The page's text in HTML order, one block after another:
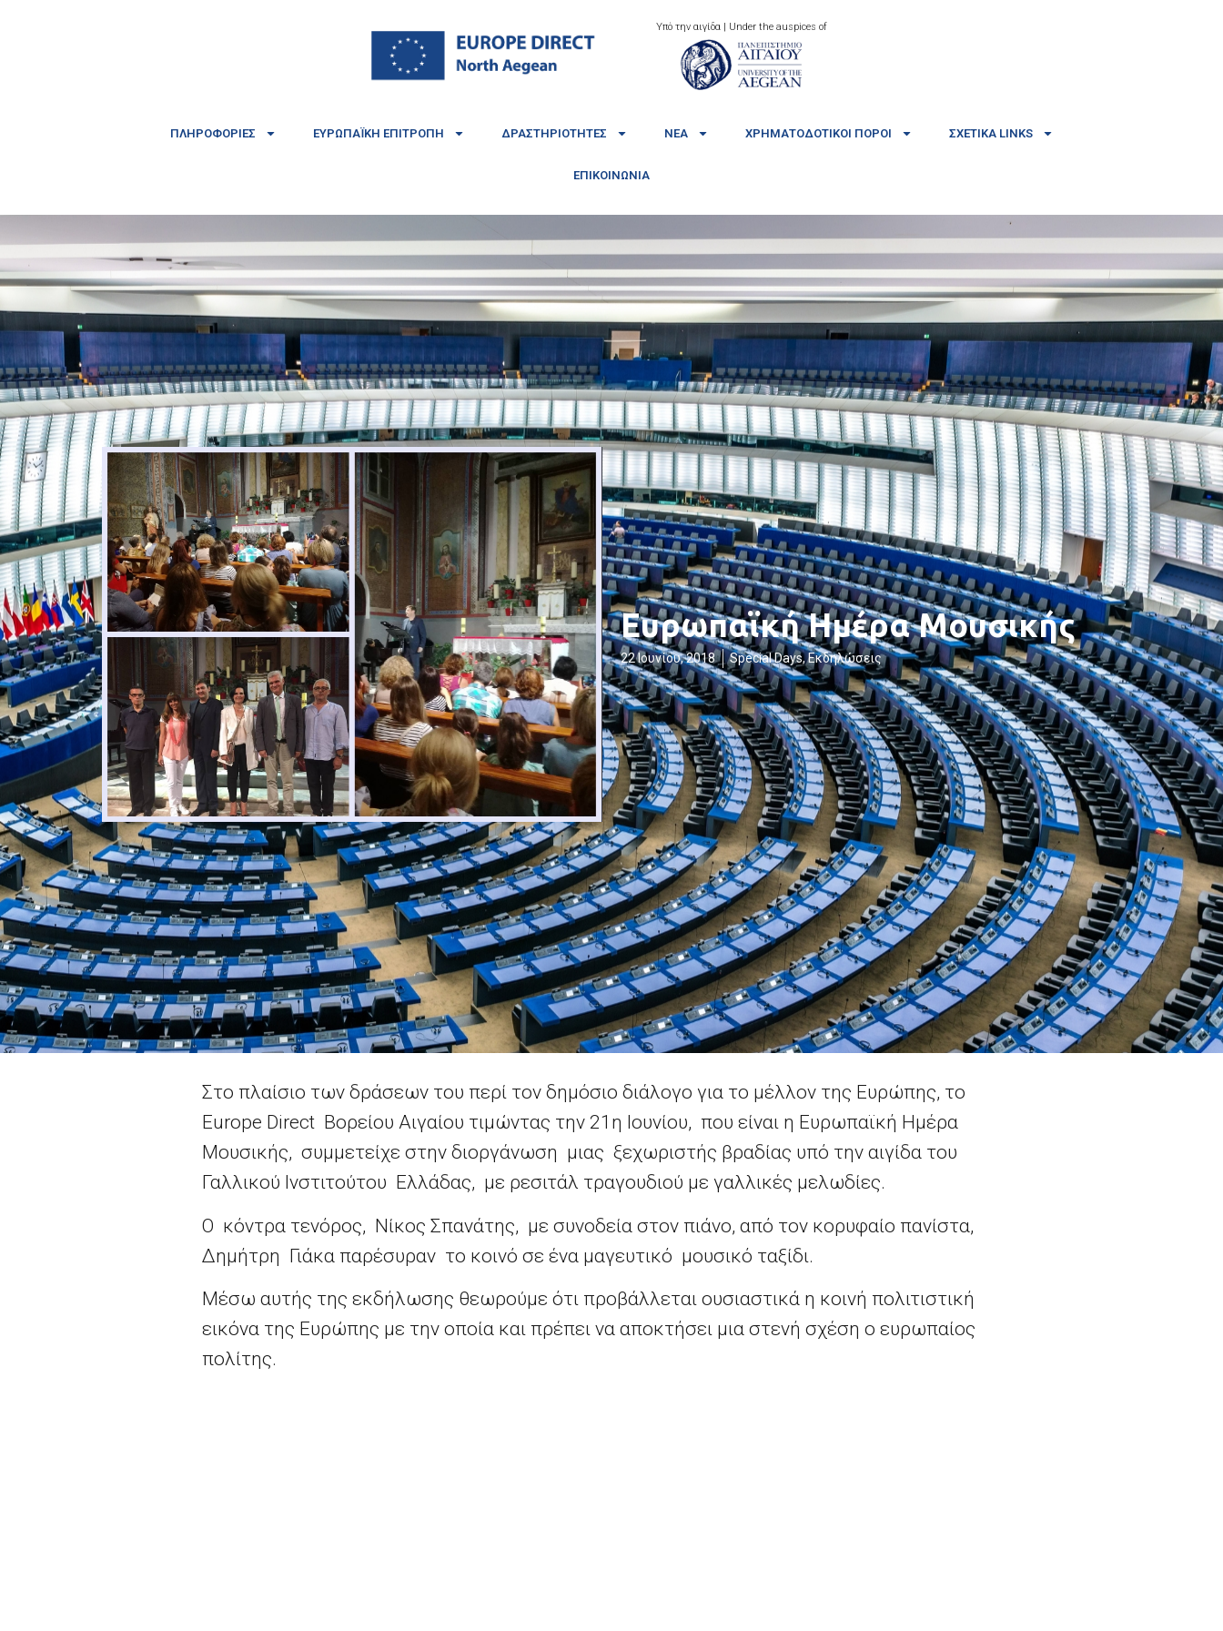
Υπό την αιγίδα | Under the auspices of
ΠΛΗΡΟΦΟΡΊΕΣ ΕΥΡΩΠΑΪΚΉ ΕΠΙΤΡΟΠΉ ΔΡΑΣΤΗΡΙΌΤΗΤΕΣ ΝΈΑ ΧΡΗΜΑΤΟΔΟΤΙΚΟΊ ΠΌΡΟΙ ΣΧΕΤΙΚΆ LINKS
ΕΠΙΚΟΙΝΩΝΊΑ
Ευρωπαϊκή Ημέρα Μουσικής
22 Ιουνίου, 2018 Special Days,Εκδηλώσεις
Στο πλαίσιο των δράσεων του περί τον δημόσιο διάλογο για το μέλλον της Ευρώπης, το
Europe Direct Βορείου Αιγαίου τιμώντας την 21η Ιουνίου, που είναι η Ευρωπαϊκή Ημέρα
Μουσικής, συμμετείχε στην διοργάνωση μιας ξεχωριστής βραδίας υπό την αιγίδα του
Γαλλικού Ινστιτούτου Ελλάδας, με ρεσιτάλ τραγουδιού με γαλλικές μελωδίες.
Ο κόντρα τενόρος, Νίκος Σπανάτης, με συνοδεία στον πιάνο, από τον κορυφαίο πανίστα,
Δημήτρη Γιάκα παρέσυραν το κοινό σε ένα μαγευτικό μουσικό ταξίδι.
Μέσω αυτής της εκδήλωσης θεωρούμε ότι προβάλλεται ουσιαστικά η κοινή πολιτιστική
εικόνα της Ευρώπης με την οποία και πρέπει να αποκτήσει μια στενή σχέση ο ευρωπαίος
πολίτης.